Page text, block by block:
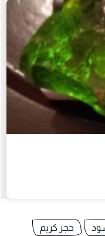
حجر كريم